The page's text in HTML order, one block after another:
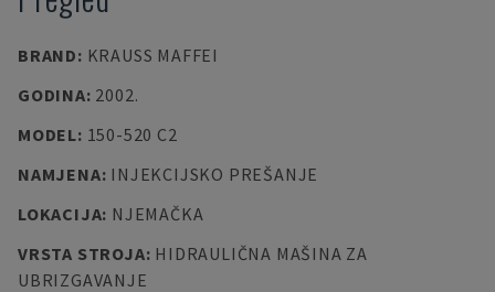
BRAND: KRAUSS MAFFEI
GODINA: 2002.
MODEL: 150-520 C2
NAMJENA: INJEKCIJSKO PREŠANJE
LOKACIJA: NJEMAČKA
VRSTA STROJA: HIDRAULIČNA MAŠINA ZA
UBRIZGAVANJE